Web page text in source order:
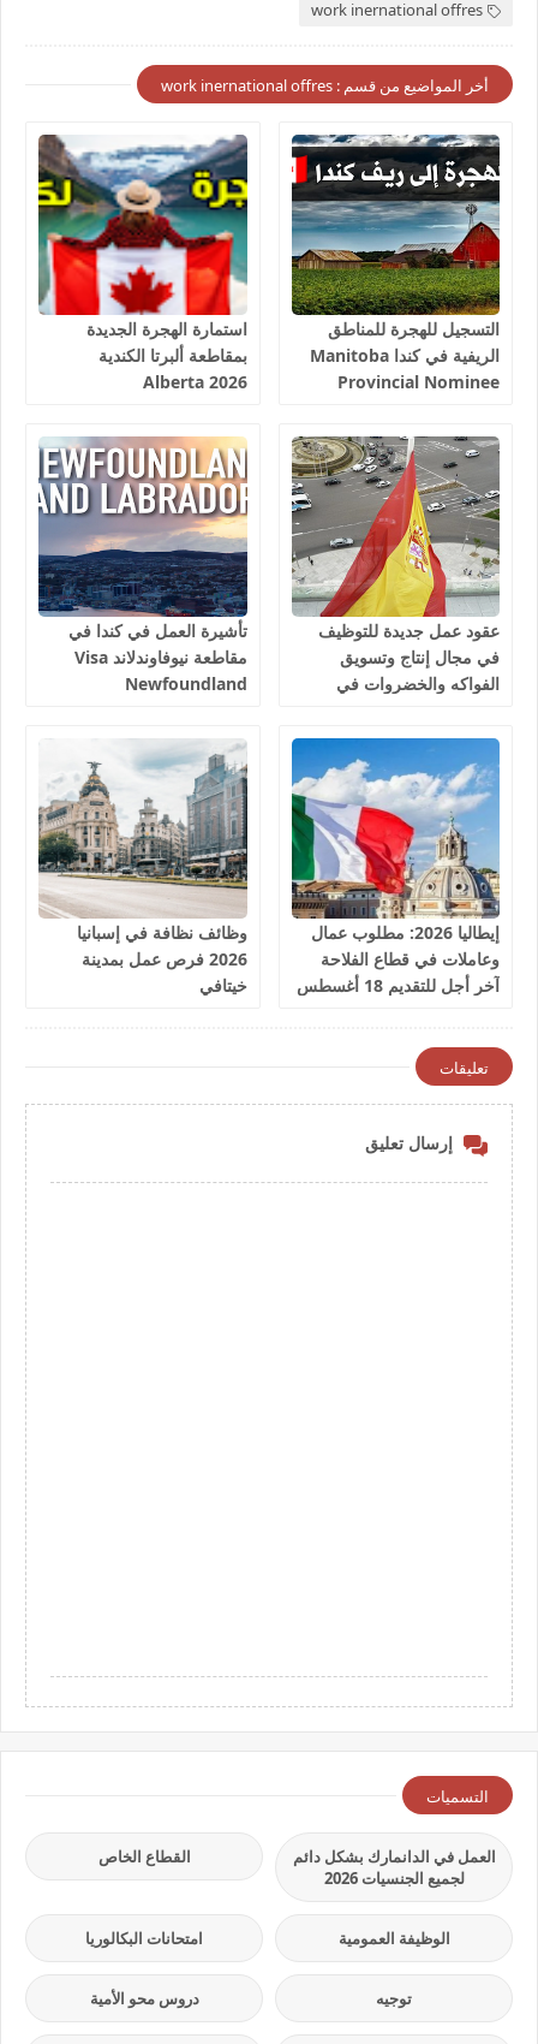
work inernational offres
أخر المواضيع من قسم : work inernational offres
التسجيل للهجرة للمناطق
الريفية في كندا Manitoba
Provincial Nominee
استمارة الهجرة الجديدة
بمقاطعة ألبرتا الكندية
Alberta 2026
عقود عمل جديدة للتوظيف
في مجال إنتاج وتسويق
الفواكه والخضروات في
تأشيرة العمل في كندا في
مقاطعة نيوفاوندلاند Visa
Newfoundland
إيطاليا 2026: مطلوب عمال
وعاملات في قطاع الفلاحة
آخر أجل للتقديم 18 أغسطس
وظائف نظافة في إسبانيا
2026 فرص عمل بمدينة
خيتافي
تعليقات
إرسال تعليق
التسميات
العمل في الدانمارك بشكل دائم
لجميع الجنسيات 2026
القطاع الخاص
الوظيفة العمومية امتحانات البكالوريا
توجيه دروس محو الأمية